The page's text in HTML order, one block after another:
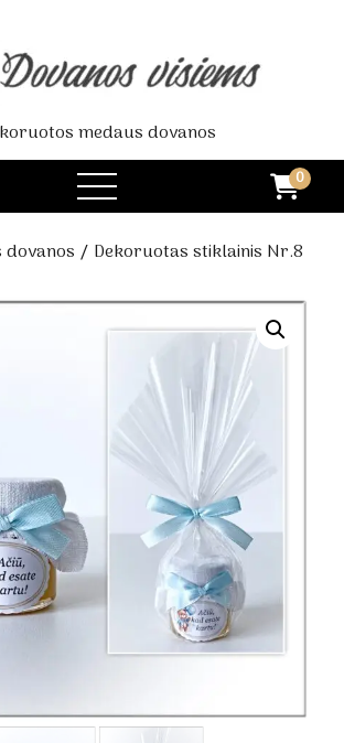
medaus dovanos
open
menu
0
dovanos / Dekoruotas stiklainis Nr.8